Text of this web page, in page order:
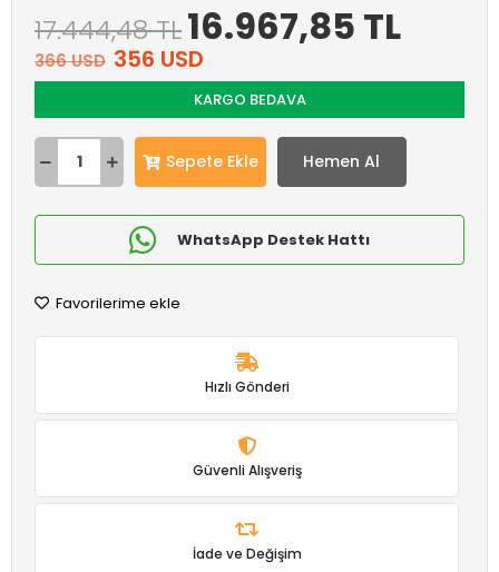
17.444,48 TL16.967,85 TL
366 USD 356 USD
KARGO BEDAVA
Sepete Ekle Hemen Al
WhatsApp Destek Hattı
Favorilerime ekle
Hızlı Gönderi
Güvenli Alışveriş
İade ve Değişim